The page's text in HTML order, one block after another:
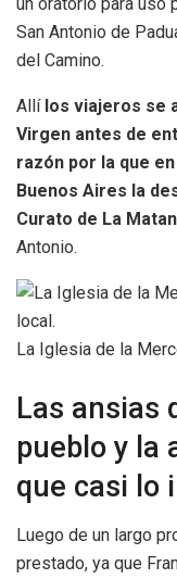
un oratorio para uso
San Antonio de
del Camino.
Allí los viajeros se
Virgen antes de
razón por la que
Buenos Aires la
Curato de La
Antonio.
La Iglesia de la
Las ansias
pueblo y la
que casi lo
Luego de un largo
prestado, ya que